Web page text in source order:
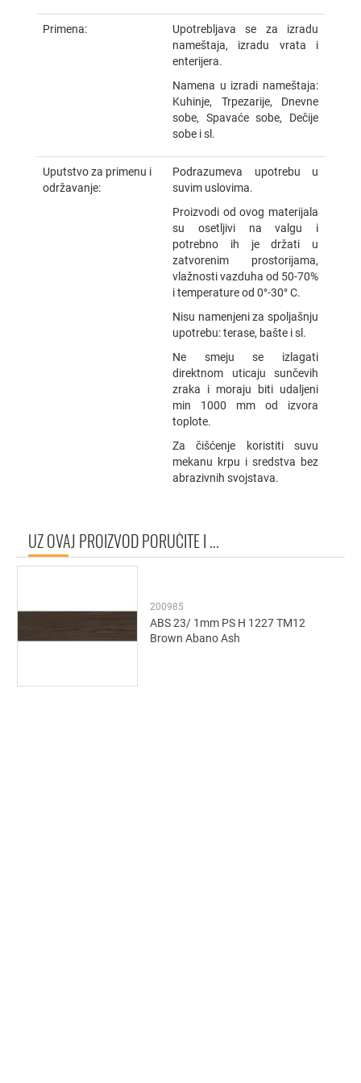
Primena:
Upotrebljava se za izradu
nameštaja, izradu vrata i
enterijera.
Namena u izradi nameštaja:
Kuhinje, Trpezarije, Dnevne
sobe, Spavaće sobe, Dečije
sobe i sl.
Uputstvo za primenu i
održavanje:
Podrazumeva upotrebu u
suvim uslovima.
Proizvodi od ovog materijala
su osetljivi na valgu i
potrebno ih je držati u
zatvorenim prostorijama,
vlažnosti vazduha od 50-70%
i temperature od 0°-30° C.
Nisu namenjeni za spoljašnju
upotrebu: terase, bašte i sl.
Ne smeju se izlagati
direktnom uticaju sunčevih
zraka i moraju biti udaljeni
min 1000 mm od izvora
toplote.
Za čišćenje koristiti suvu
mekanu krpu i sredstva bez
abrazivnih svojstava.
UZ OVAJ PROIZVOD PORUČITE I ...
200985
ABS 23/ 1mm PS H 1227 TM12
Brown Abano Ash